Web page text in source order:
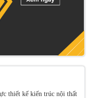
thiết kế kiến trúc nội thất